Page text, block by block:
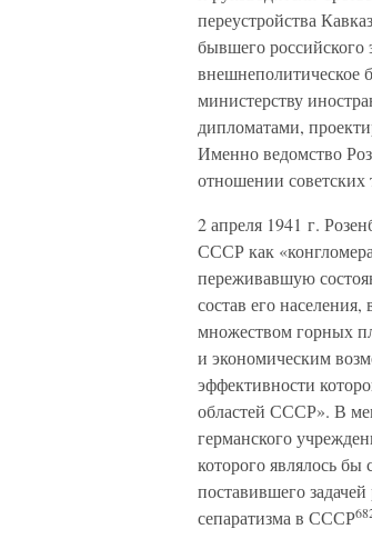
переустройства
бывшего российского
министерству
дипломатами,
Именно ведомство
отношении
2 апреля 1941 г.
СССР как
переживавшую
состав его
множеством горных
и экономическим
эффективности
областей СССР». В
германского
которого являлось
поставившего
сепаратизма в СССР